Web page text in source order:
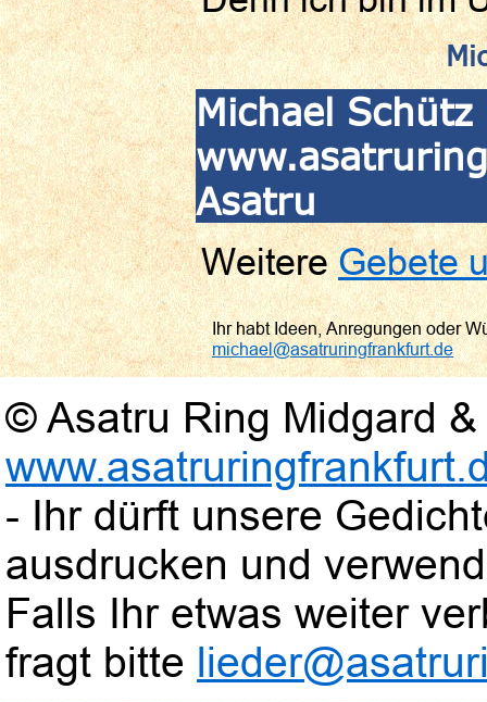
Michael
Asatru
WeitereGebete
Ihr habt Ideen, Anregungen oder
michael@asatruringfrankfurt.de
© Asatru Ring Midgard
- Ihr dürft unsere
ausdrucken und
Falls Ihr etwas weiter
fragt bitte